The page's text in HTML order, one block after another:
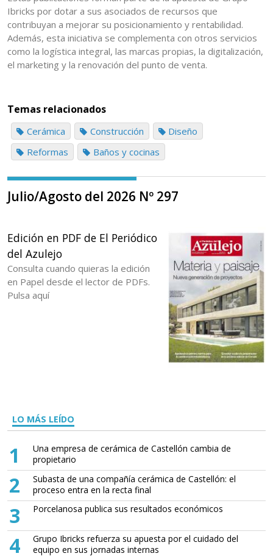
Ibricks por dotar a sus asociados de recursos que
contribuyan a mejorar su posicionamiento y rentabilidad.
Además, esta iniciativa se complementa con otros servicios
como la logística integral, las marcas propias, la digitalización,
el marketing y la renovación del punto de venta.
Temas relacionados
Cerámica Construcción
Diseño
Reformas
Baños y cocinas
Julio/Agosto del 2026 Nº 297
Edición en PDF de El Periódico
del Azulejo
Consulta cuando quieras la edición
en Papel desde el lector de PDFs.
Pulsa aquí
LO MÁS LEÍDO
1
Una empresa de cerámica de Castellón cambia de
propietario
2
Subasta de una compañía cerámica de Castellón: el
proceso entra en la recta final
3 Porcelanosa publica sus resultados económicos
4
Grupo Ibricks refuerza su apuesta por el cuidado del
equipo en sus jornadas internas